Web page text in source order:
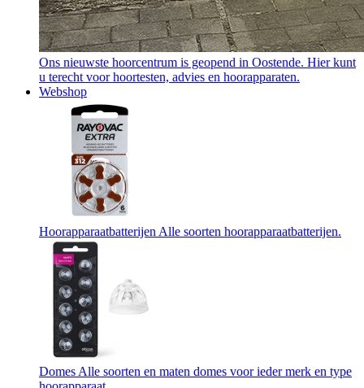
Ons nieuwste hoorcentrum is geopend in Oostende. Hier kunt
u terecht voor hoortesten, advies en hoorapparaten.
Webshop
Hoorapparaatbatterijen Alle soorten hoorapparaatbatterijen.
Domes Alle soorten en maten domes voor ieder merk en type